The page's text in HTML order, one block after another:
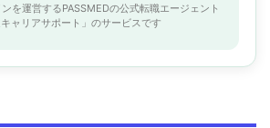
を運営するPASSMEDの公式転職エージェント
キャリアサポート」のサービスです